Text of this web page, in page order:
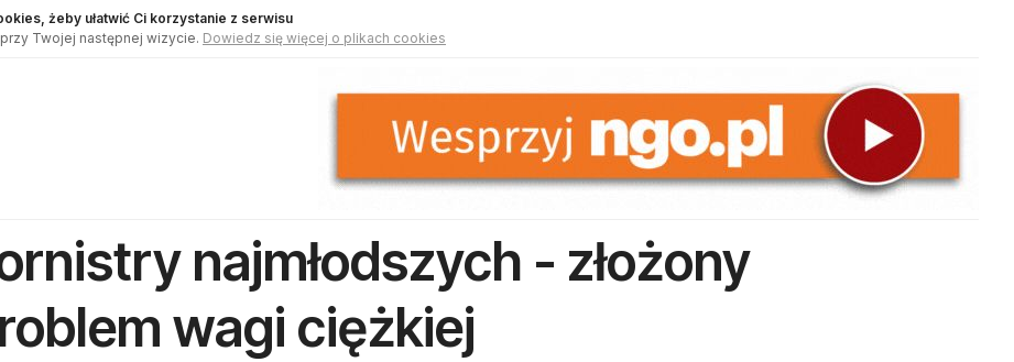
żeby ułatwić Ci korzystanie z serwisu
Twojej następnej wizycie. Dowiedz się więcej o plikach cookies
najmłodszych - złożony
wagi ciężkiej